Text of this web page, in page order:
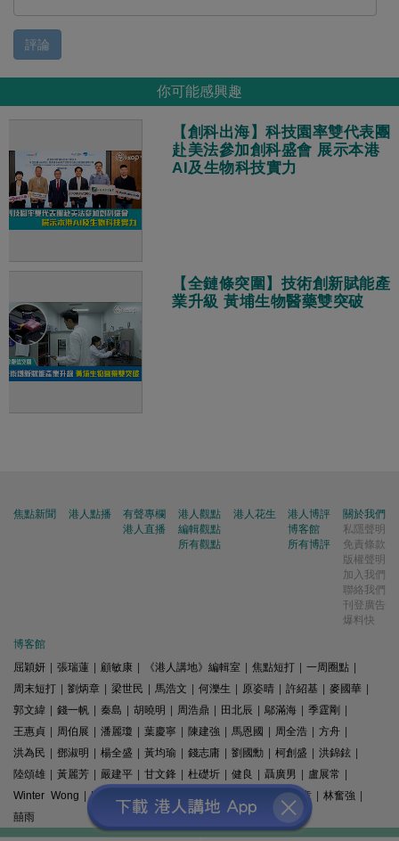
評論
你可能感興趣
【創科出海】科技園率雙代表團
赴美法參加創科盛會 展示本港
AI及生物科技實力
【全鏈條突圍】技術創新賦能產
業升級 黃埔生物醫藥雙突破
焦點新聞 港人點播
有聲專欄
港人直播
港人觀點
編輯觀點
所有觀點
港人花生
港人博評
博客館
所有博評
關於我們
私隱聲明
免責條款
版權聲明
加入我們
聯絡我們
刊登廣告
爆料快
博客館
屈穎妍
張瑞蓮 顧敏康 《港人講地》編輯室 焦點短打 一周圈點
周末短打
劉炳章 梁世民 馬浩文 何濼生 原姿晴 許紹基 麥國華
郭文緯
錢一帆 秦島 胡曉明 周浩鼎 田北辰 鄔滿海 季霆剛
王惠貞
周伯展 潘麗瓊 葉慶寧 陳建強 馬恩國 周全浩 方舟
洪為民
鄧淑明 楊全盛 黃均瑜 錢志庸 劉國勳 柯創盛 洪錦鉉
陸頌雄
黃麗芳 嚴建平 甘文鋒 杜礎圻 健良 聶廣男 盧展常
Winter Wong
K2 梁文新 羅崑 姚銘 精選文章 林奮強
囍雨